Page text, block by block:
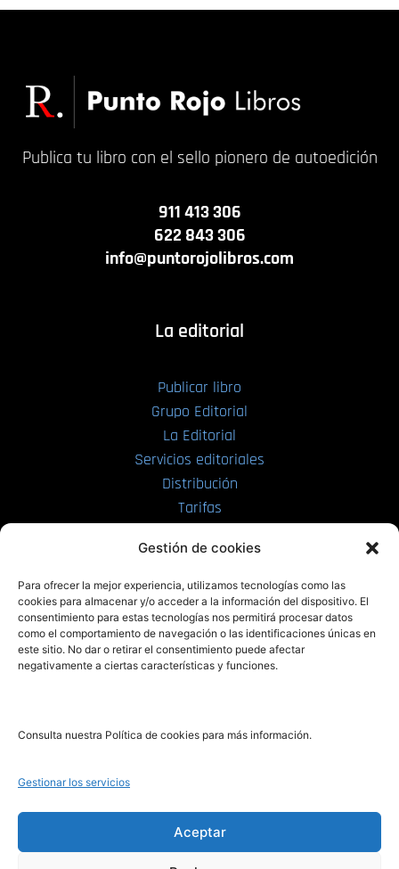
Gestión de cookies
Para ofrecer la mejor experiencia, utilizamos tecnologías como las
cookies para almacenar y/o acceder a la información del dispositivo. El
consentimiento para estas tecnologías nos permitirá procesar datos
como el comportamiento de navegación o las identificaciones únicas en
este sitio. No dar o retirar el consentimiento puede afectar
negativamente a ciertas características y funciones.
Consulta nuestra Política de cookies para más información.
Gestionar los servicios
Aceptar
Publica tu libro con el sello pionero de autoedición
911 413 306
622 843 306
info@puntorojolibros.com
La editorial
Publicar libro
Grupo Editorial
La Editorial
Servicios editoriales
Distribución
Tarifas
PRL | Films
PRL | Play
PRL | LAB
Noticias
Legal